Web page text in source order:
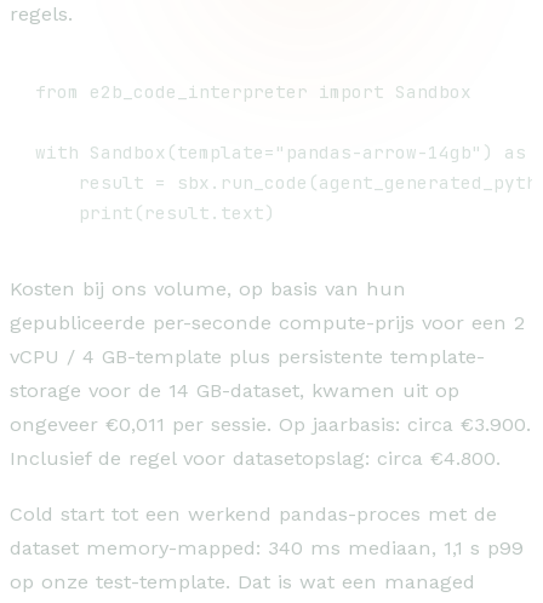
regels.
from e2b_code_interpreter import Sandbox
with Sandbox(template="pandas-arrow-14gb") as
result =
Kosten bij ons volume, op basis van hun
gepubliceerde per-seconde compute-prijs voor een 2
vCPU / 4 GB-template plus persistente template-
storage voor de 14 GB-dataset, kwamen uit op
ongeveer €0,011 per sessie. Op jaarbasis: circa €3.900.
Inclusief de regel voor datasetopslag: circa €4.800.
Cold start tot een werkend pandas-proces met de
dataset memory-mapped: 340 ms mediaan, 1,1 s p99
op onze test-template. Dat is wat een managed